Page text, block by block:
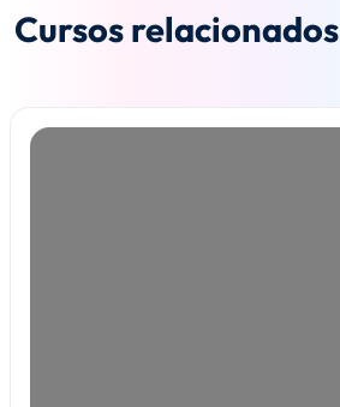
Cursos relacionados